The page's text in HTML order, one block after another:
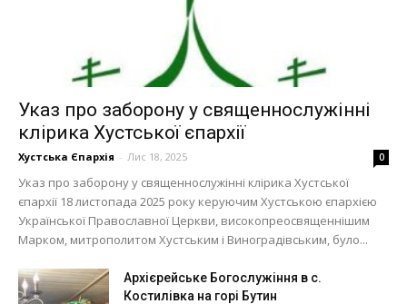
Указ про заборону у священнослужінні
клірика Хустської єпархії
Хустська Єпархія - Лис 18, 2025 0
Указ про заборону у священнослужінні клірика Хустської
єпархії 18 листопада 2025 року керуючим Хустською єпархією
Української Православної Церкви, високопреосвященнішим
Марком, митрополитом Хустським і Виноградівським, було...
Архієрейське Богослужіння в с.
Костилівка на горі Бутин